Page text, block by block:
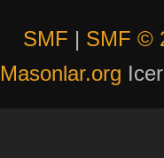
SMF | SMF ©
Masonlar.org